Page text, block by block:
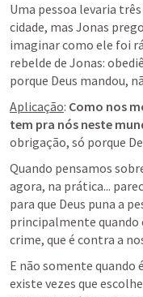
Uma pessoa levaria
cidade, mas Jonas
imaginar como ele foi
rebelde de Jonas:
porque Deus mandou,
Aplicação: Como nos
tem pra nós neste
obrigação, só porque
Quando pensamos
agora, na prática...
para que Deus puna a
principalmente quando
crime, que é contra a
E não somente quando
existe vezes que